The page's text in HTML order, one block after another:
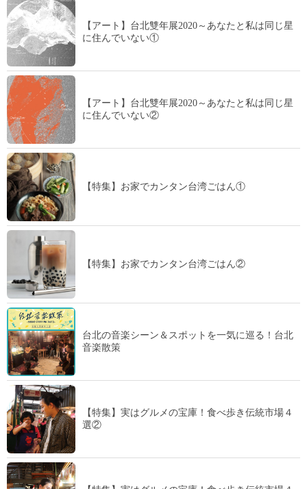
【アート】台北雙年展2020～あなたと私は同じ星
に住んでいない①
【アート】台北雙年展2020～あなたと私は同じ星
に住んでいない②
【特集】お家でカンタン台湾ごはん①
【特集】お家でカンタン台湾ごはん②
台北の音楽シーン＆スポットを一気に巡る！台北
音楽散策
【特集】実はグルメの宝庫！食べ歩き伝統市場４
選②